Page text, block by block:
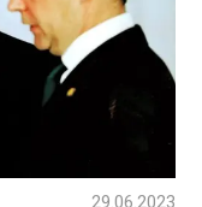
29.06.2023